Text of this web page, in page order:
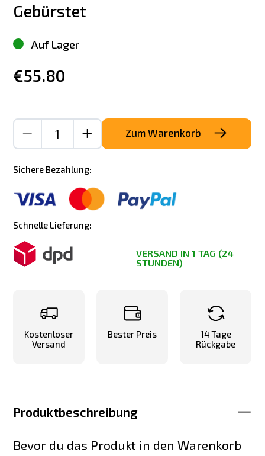
Gebürstet
Auf Lager
€55.80
Zum Warenkorb
Sichere Bezahlung:
Schnelle Lieferung:
VERSAND IN 1 TAG (24
STUNDEN)
Kostenloser
Versand
Bester Preis
14 Tage
Rückgabe
Produktbeschreibung
Bevor du das Produkt in den Warenkorb